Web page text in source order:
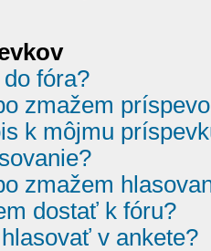
fóra?
zmažem
k môjmu
zmažem
dostať k fóru?
v ankete?